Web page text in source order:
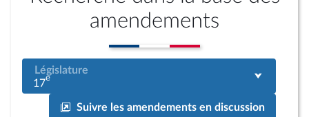
amendements
Législature
17e
Suivre les amendements en discussion